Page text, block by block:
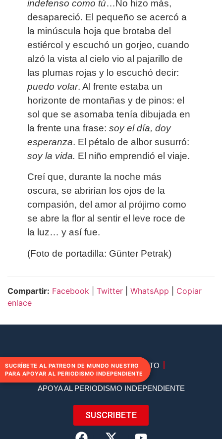
indefenso como tú…No hizo más,
desapareció. El pequeño se acercó a
la minúscula hoja que brotaba del
estiércol y escuchó un gorjeo, cuando
alzó la vista al cielo vio al pajarillo de
las plumas rojas y lo escuchó decir:
puedo volar. Al frente estaba un
horizonte de montañas y de pinos: el
sol que se asomaba tenía dibujada en
la frente una frase: soy el día, doy
esperanza. El pétalo de albor susurró:
soy la vida. El niño emprendió el viaje.
Creí que, durante la noche más
oscura, se abrirían los ojos de la
compasión, del amor al prójimo como
se abre la flor al sentir el leve roce de
la luz… y así fue.
(Foto de portadilla: Günter Petrak)
Compartir: Facebook Twitter WhatsApp
Copiar
enlace
DIRECTORIO CONTACTO
APOYA AL PERIODISMO INDEPENDIENTE
SUSCRIBETE
SUCRÍBETE AL PATREON DE MUNDO NUESTRO
PARA APOYAR AL PERIODISMO INDEPENDIENTE